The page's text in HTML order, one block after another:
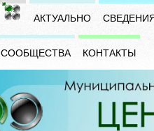
АКТУАЛЬНО
СООБЩЕСТВА КОНТАКТЫ